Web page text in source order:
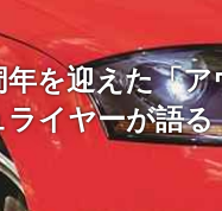
年を迎えた「
イヤーが語る